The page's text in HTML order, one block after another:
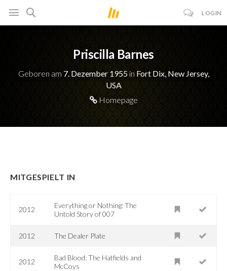
LOGIN
Priscilla Barnes
Geboren am 7. Dezember 1955in Fort Dix, New Jersey,
USA
Homepage
MITGESPIELT IN
2012
Everything or Nothing: The
Untold Story of 007
2012 The Dealer Plate
2012
Bad Blood: The Hatfields and
McCoys